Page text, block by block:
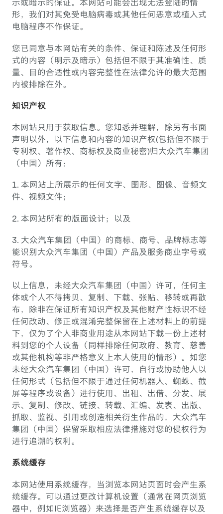
示或暗示的保证。本网站可能会出现无法登陆的情
形，我们对其免受电脑病毒或其他任何恶意或植入式
电脑程序不作保证。
您已同意与本网站有关的条件、保证和陈述及任何形
式的内容（明示及暗示）包括但不限于其准确性、质
量、目的合适性或内容完整性在法律允许的最大范围
内被排除在外。
知识产权
本网站只用于获取信息。您知悉并理解，除另有书面
声明以外，以下信息和内容的知识产权(包括但不限于
专利权、著作权、商标权及商业秘密)归大众汽车集团
（中国）所有：
1. 本网站上所展示的任何文字、图形、图像、音频文
件、视频文件；
2. 本网站所有的版面设计；以及
3. 大众汽车集团（中国）的商标、商号、品牌标志等
能识别大众汽车集团（中国）产品及服务商业字号或
符号。
以上信息，未经大众汽车集团（中国）许可，任何主
体或个人不得拷贝、复制、下载、张贴、移转或再散
布，除非在保证所有知识产权及其他财产性标识不经
任何改动、修正或混淆完整保留在上述材料上的前提
下，仅为了个人非商业用途从本网站下载一份上述材
料到您的个人设备（同样排除任何政府、教育、慈善
或其他机构等非严格意义上本人使用的情形）。如您
未经大众汽车集团（中国）许可，自行或协助他人以
任何形式（包括但不限于通过任何机器人、蜘蛛、截
屏等程序或设备）进行使用、出租、出借、分发、展
示、复制、修改、链接、转载、汇编、发表、出版、
抓取、监视、引用或创造相关衍生作品的，大众汽车
集团（中国）保留采取相应法律措施对您的侵权行为
进行追溯的权利。
系统缓存
本网站使用系统缓存，当浏览本网站页面时会产生系
统缓存。可以通过更改计算机设置（通常在网页浏览
器中，例如IE浏览器）来选择是否产生系统缓存以及